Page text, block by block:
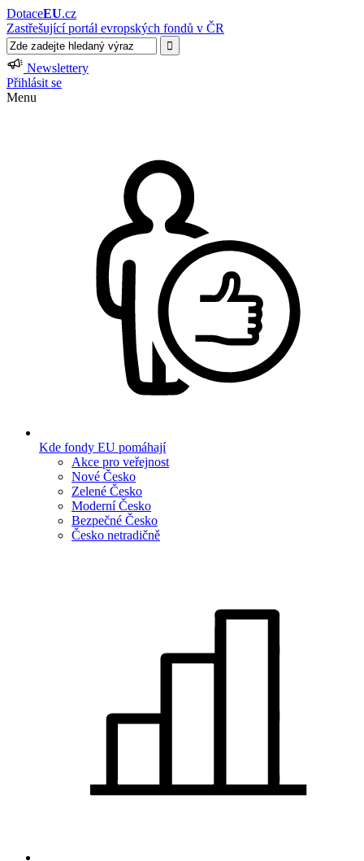
DotaceEU.cz
Zastřešující portál evropských fondů v ČR
Newslettery
Přihlásit se
Menu
Kde fondy EU pomáhají
Akce pro veřejnost
Nové Česko
Zelené Česko
Moderní Česko
Bezpečné Česko
Česko netradičně